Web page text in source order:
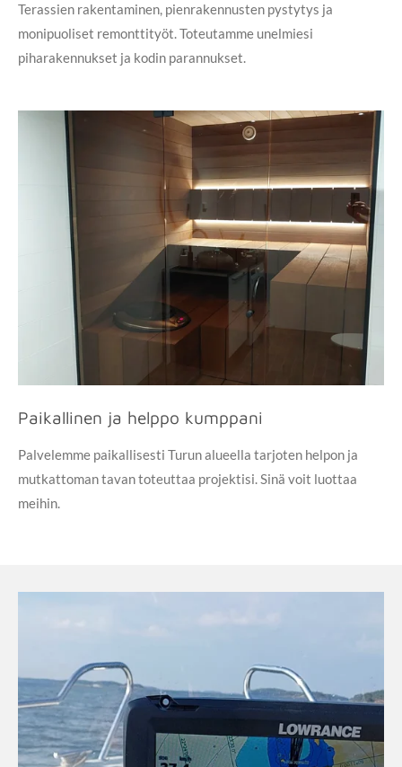
Terassien rakentaminen, pienrakennusten pystytys ja
monipuoliset remonttityöt. Toteutamme unelmiesi
piharakennukset ja kodin parannukset.
Paikallinen ja helppo kumppani
Palvelemme paikallisesti Turun alueella tarjoten helpon ja
mutkattoman tavan toteuttaa projektisi. Sinä voit luottaa
meihin.